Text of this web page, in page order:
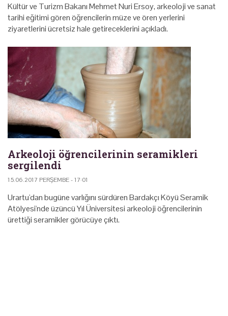
Kültür ve Turizm Bakanı Mehmet Nuri Ersoy, arkeoloji ve sanat
tarihi eğitimi gören öğrencilerin müze ve ören yerlerini
ziyaretlerini ücretsiz hale getireceklerini açıkladı.
Arkeoloji öğrencilerinin seramikleri
sergilendi
15.06.2017 PERŞEMBE - 17:01
Urartu'dan bugüne varlığını sürdüren Bardakçı Köyü Seramik
Atölyesi'nde üzüncü Yıl Üniversitesi arkeoloji öğrencilerinin
ürettiği seramikler görücüye çıktı.